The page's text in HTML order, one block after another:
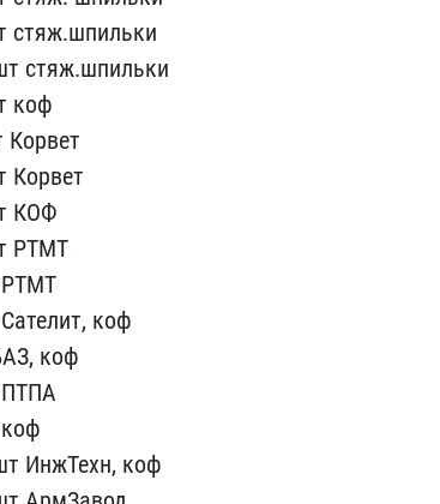
стяж.шпильки
стяж.ш​пильки
коф
Корвет
Корвет
КОФ​
​РТМТ
РТМТ
коф
коф​
П​ТПА
ИнжТехн, коф